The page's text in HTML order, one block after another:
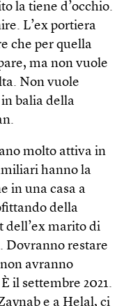
la tiene d’occhio.
L’ex portiera
che per quella
ma non vuole
Non vuole
balia della
molto attiva in
hanno la
in una casa a
della
dell’ex marito di
Dovranno restare
avranno
il settembre 2021.
e a Helal, ci